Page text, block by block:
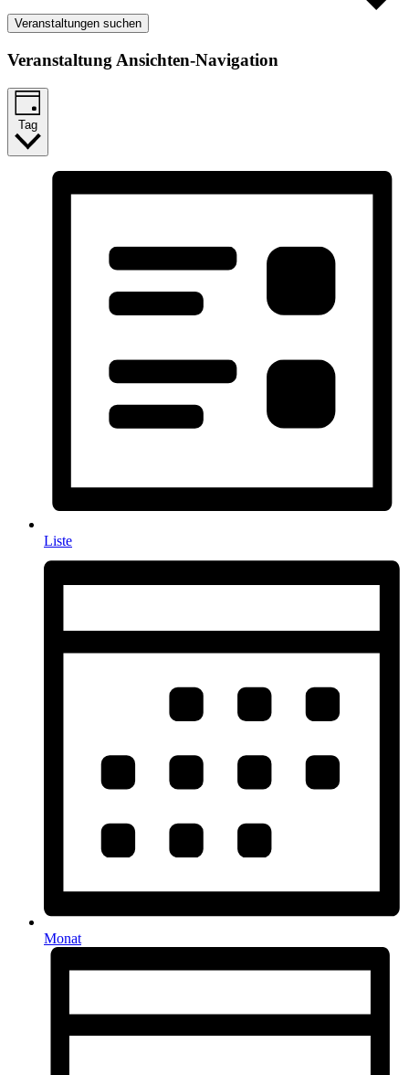
Veranstaltungen suchen
Veranstaltung Ansichten-Navigation
Tag
Liste
Monat